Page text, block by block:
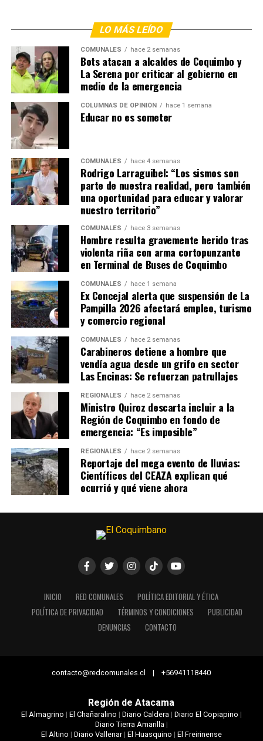
LO MÁS LEÍDO
COMUNALES hace 2 semanas
Bots atacan a alcaldes de Coquimbo y
La Serena por criticar al gobierno en
medio de la emergencia
COLUMNAS DE OPINIÓN hace 1 semana
Educar no es someter
COMUNALES hace 4 semanas
Rodrigo Larraguibel: “Los sismos son
parte de nuestra realidad, pero también
una oportunidad para educar y valorar
nuestro territorio”
COMUNALES hace 3 semanas
Hombre resulta gravemente herido tras
violenta riña con arma cortopunzante
en Terminal de Buses de Coquimbo
COMUNALES hace 1 semana
Ex Concejal alerta que suspensión de La
Pampilla 2026 afectará empleo, turismo
y comercio regional
COMUNALES hace 2 semanas
Carabineros detiene a hombre que
vendía agua desde un grifo en sector
Las Encinas: Se refuerzan patrullajes
REGIONALES hace 2 semanas
Ministro Quiroz descarta incluir a la
Región de Coquimbo en fondo de
emergencia: “Es imposible”
REGIONALES hace 2 semanas
Reportaje del mega evento de lluvias:
Científicos del CEAZA explican qué
ocurrió y qué viene ahora
INICIO RED COMUNALES
POLÍTICA EDITORIAL Y ÉTICA
POLÍTICA DE PRIVACIDAD
TÉRMINOS Y CONDICIONES
PUBLICIDAD
DENUNCIAS
CONTACTO
contacto@redcomunales.cl | +56941118440
Región de Atacama
El Almagrino | El Chañaralino | Diario Caldera | Diario El Copiapino |
Diario Tierra Amarilla |
El Altino | Diario Vallenar| El Huasquino | El Freirinense